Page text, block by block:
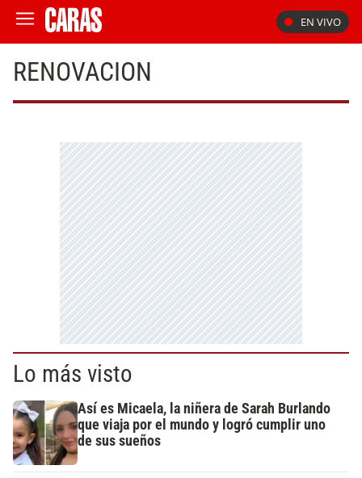
EN VIVO
RENOVACION
Lo más visto
Así es Micaela, la niñera de Sarah Burlando
que viaja por el mundo y logró cumplir uno
de sus sueños